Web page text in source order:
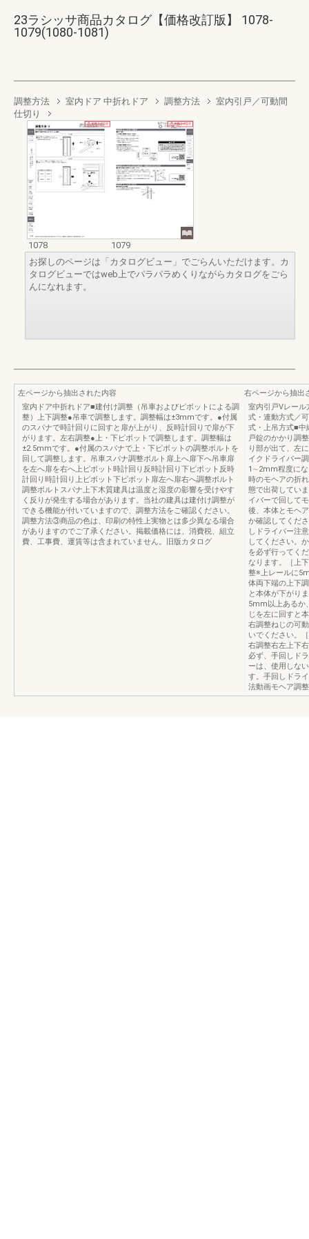
23ラシッサ商品カタログ【価格改訂版】 1078-
1079(1080-1081)
調整方法 室内ドア 中折れドア 調整方法
室内引戸／可動間
仕切り
1078
1079
お探しのページは「カタログビュー」でごらんいただけます。カ
タログビューではweb上でパラパラめくりながらカタログをごら
んになれます。
左ページから抽出された内容
室内ドア中折れドア■建付け調整（吊車およびピボットによる調
整）上下調整●吊車で調整します。調整幅は±3mmです。●付属
のスパナで時計回りに回すと扉が上がり、反時計回りで扉が下
がります。左右調整●上・下ピボットで調整します。調整幅は
±2.5mmです。●付属のスパナで上・下ピボットの調整ボルトを
回して調整します。吊車スパナ調整ボルト扉上へ扉下へ吊車扉
を左へ扉を右へ上ピボット時計回り反時計回り下ピボット反時
計回り時計回り上ピボット下ピボット扉左へ扉右へ調整ボルト
調整ボルトスパナ上下木質建具は温度と湿度の影響を受けやす
く反りが発生する場合があります。当社の建具は建付け調整が
できる機能が付いていますので、調整方法をご確認ください。
調整方法③商品の色は、印刷の特性上実物とは多少異なる場合
がありますのでご了承ください。掲載価格には、消費税、組立
費、工事費、運賃等は含まれていません。旧版カタログ
右ページから抽出
室内引戸Vレール
式・連動方式／
式・上吊方式■
戸錠のかかり調
り部が出て、左
イクドライバー
1∼2mm程度にな
時のモヘアの折
態で出荷してい
イバーで回して
後、本体とモヘ
か確認してくだ
しドライバー注
してください。
を必ず行ってく
なります。［上
整※上レールに
体両下端の上下
と本体が下がり
5mm以上あるか
じを左に回すと
右調整ねじの可
いでください。
右調整右左上下
必ず、手回しド
ーは、使用しな
す。手回しドラ
法動画モヘア調